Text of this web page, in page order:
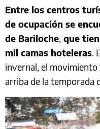
Entre los centros
de ocupación se
de Bariloche, que
mil camas hoteleras.
invernal, el
arriba de la temporada